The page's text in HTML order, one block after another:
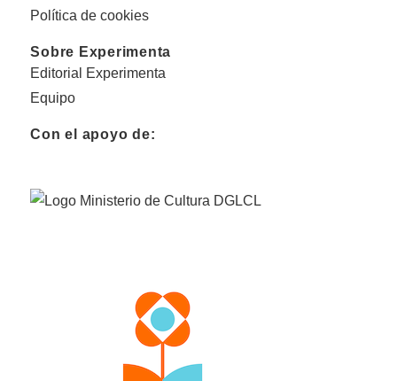
Política de cookies
Sobre Experimenta
Editorial Experimenta
Equipo
Con el apoyo de: